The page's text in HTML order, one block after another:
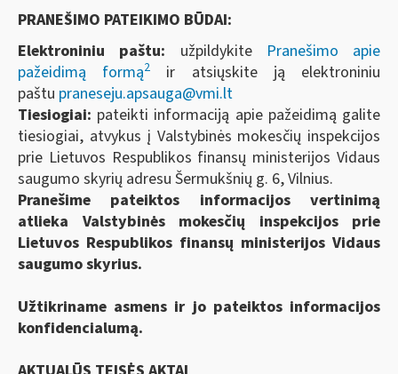
PRANEŠIMO PATEIKIMO BŪDAI:
Elektroniniu paštu: užpildykite Pranešimo apie
pažeidimą formą2
ir atsiųskite ją elektroniniu
paštu praneseju.apsauga@vmi.lt
Tiesiogiai: pateikti informaciją apie pažeidimą galite
tiesiogiai, atvykus į Valstybinės mokesčių inspekcijos
prie Lietuvos Respublikos finansų ministerijos Vidaus
saugumo skyrių adresu Šermukšnių g. 6, Vilnius.
Pranešime pateiktos informacijos vertinimą
atlieka Valstybinės mokesčių inspekcijos prie
Lietuvos Respublikos finansų ministerijos Vidaus
saugumo skyrius.
Užtikriname asmens ir jo pateiktos informacijos
konfidencialumą.